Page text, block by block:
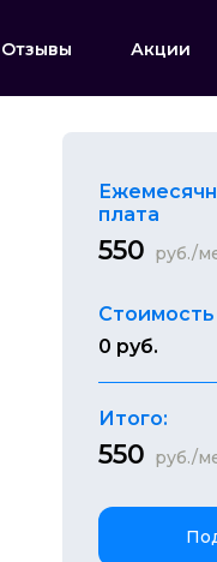
Отзывы Акции
плата
550 руб./
0 руб.
Итого:
550 руб./